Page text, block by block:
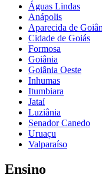
Águas Lindas
Anápolis
Aparecida de
Cidade de Goiás
Formosa
Goiânia
Goiânia Oeste
Inhumas
Itumbiara
Jataí
Luziânia
Senador Canedo
Uruaçu
Valparaíso
Ensino